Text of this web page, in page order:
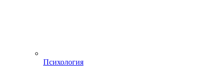
Психология